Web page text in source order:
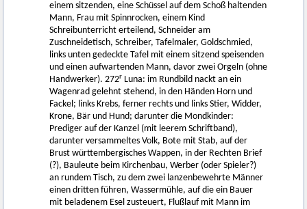
einem sitzenden, eine Schüssel auf dem Schoß haltenden
Mann, Frau mit Spinnrocken, einem Kind
Schreibunterricht erteilend, Schneider am
Zuschneidetisch, Schreiber, Tafelmaler, Goldschmied,
links unten gedeckte Tafel mit einem sitzend speisenden
und einen aufwartenden Mann, davor zwei Orgeln (ohne
Handwerker). 272r Luna: im Rundbild nackt an ein
Wagenrad gelehnt stehend, in den Händen Horn und
Fackel; links Krebs, ferner rechts und links Stier, Widder,
Krone, Bär und Hund; darunter die Mondkinder:
Prediger auf der Kanzel (mit leerem Schriftband),
darunter versammeltes Volk, Bote mit Stab, auf der
Brust württembergisches Wappen, in der Rechten Brief
(?), Bauleute beim Kirchenbau, Werber (oder Spieler?)
an rundem Tisch, zu dem zwei lanzenbewehrte Männer
einen dritten führen, Wassermühle, auf die ein Bauer
mit beladenem Esel zusteuert, Flußlauf mit Mann im